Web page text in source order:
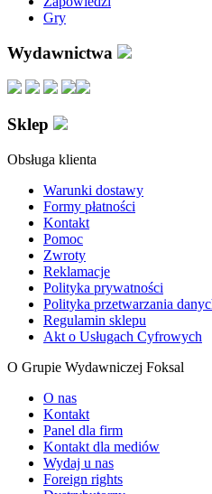
Gry
Wydawnictwa
Sklep
Obsługa klienta
Warunki dostawy
Formy płatności
Kontakt
Pomoc
Zwroty
Reklamacje
Polityka prywatności
Polityka przetwarzania
Regulamin sklepu
Akt o Usługach Cyfrowych
O Grupie Wydawniczej Foksal
O nas
Kontakt
Panel dla firm
Kontakt dla mediów
Wydaj u nas
Foreign rights